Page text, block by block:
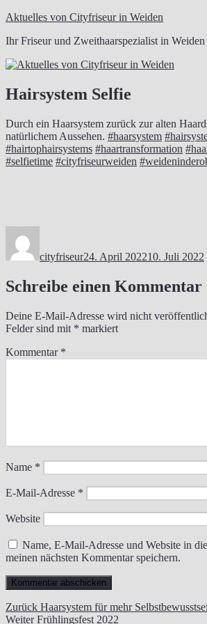
Zum
springen
Aktuelles von Cityfriseur in Weiden
Ihr Friseur und Zweithaarspezialist in Weiden
Hairsystem Selfie
Durch ein Haarsystem zurück zur alten
natürlichem Aussehen. #haarsystem
#hairtophairsystems #haartransformation
#selfietime #cityfriseurweiden
cityfriseur24. April 202210. Juli 2022
Schreibe einen Kommentar
Deine E-Mail-Adresse wird nicht
Felder sind mit * markiert
Kommentar *
Name *
E-Mail-Adresse *
Website
Name, E-Mail-Adresse und Website in
meinen nächsten Kommentar speichern.
Beitragsnavigation
Zurück Vorheriger
Beitrag:
Haarsystem für mehr
Weiter Nächster
Frühlingsfest 2022